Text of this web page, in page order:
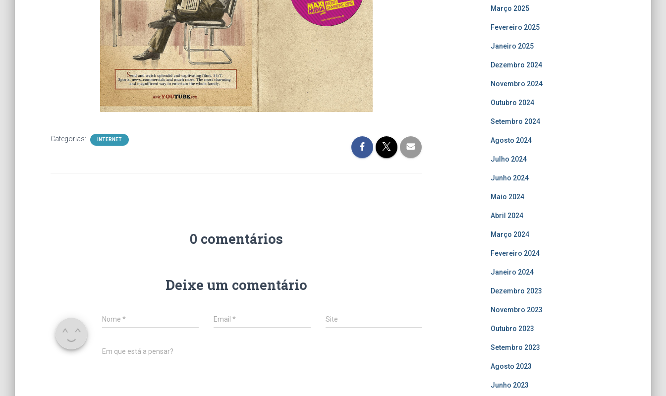
Categorias: INTERNET
0 comentários
Deixe um comentário
Nome * Email* Site
Em que está a pensar?
Março 2025
Fevereiro 2025
Janeiro 2025
Dezembro 2024
Novembro 2024
Outubro 2024
Setembro 2024
Agosto 2024
Julho 2024
Junho 2024
Maio 2024
Abril 2024
Março 2024
Fevereiro 2024
Janeiro 2024
Dezembro 2023
Novembro 2023
Outubro 2023
Setembro 2023
Agosto 2023
Junho 2023